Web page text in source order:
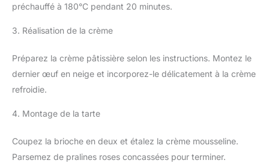
préchauffé à 180°C pendant 20 minutes.
3. Réalisation de la crème
Préparez la crème pâtissière selon les instructions. Montez le
dernier œuf en neige et incorporez-le délicatement à la crème
refroidie.
4. Montage de la tarte
Coupez la brioche en deux et étalez la crème mousseline.
Parsemez de pralines roses concassées pour terminer.